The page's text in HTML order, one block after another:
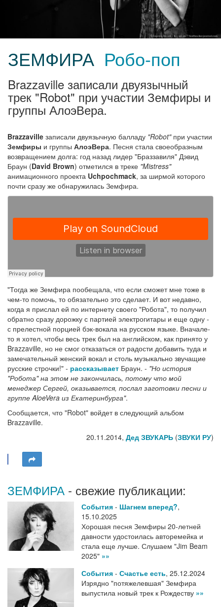
ЗЕМФИРА Робо-поп
Brazzaville записали двуязычный
трек "Robot" при участии Земфиры и
группы АлоэВера.
Brazzaville записали двуязычную балладу "Robot"при участии
Земфиры и группы АлоэВера. Песня стала своеобразным
возвращением долга: год назад лидер "Браззавиля" Дэвид
Браун (David Brown) отметился в треке "Mistress"
анимационного проекта Uchpochmack, за ширмой которого
почти сразу же обнаружилась Земфира.
"Тогда же Земфира пообещала, что если сможет мне тоже в
чем-то помочь, то обязательно это сделает. И вот недавно,
когда я прислал ей по интернету своего "Робота", то получил
обратно сразу дорожку с партией электрогитары и еще одну -
с прелестной порцией бэк-вокала на русском языке. Вначале-
то я хотел, чтобы весь трек был на английском, как принято у
Brazzaville, но не смог отказаться от радости добавить туда и
замечательный женский вокал и столь музыкально звучащие
русские строчки!" - рассказывает Браун. - "Но история
"Робота" на этом не закончилась, потому что мой
менеджер Сергей, оказывается, послал заготовки песни и
группе AloeVera из Екатеринбурга".
Сообщается, что "Robot" войдет в следующий альбом
Brazzaville.
20.11.2014, Дед ЗВУКАРЬ (ЗВУКИ РУ)
ЗЕМФИРА - свежие публикации:
События - Шагнем вперед?,
15.10.2025
Хорошая песня Земфиры 20-летней
давности удостоилась авторемейка и
стала еще лучше. Слушаем "Jim Beam
2025" »»
События - Счастье есть, 25.12.2024
Изрядно "потяжелевшая" Земфира
выпустила новый трек к Рождеству »»